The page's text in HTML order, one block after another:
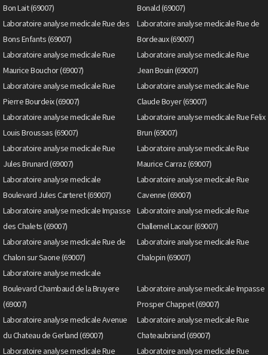
Bon Lait (69007)
Bonald (69007)
Laboratoire analyse medicale Rue des
Bons Enfants (69007)
Laboratoire analyse medicale Rue de
Bordeaux (69007)
Laboratoire analyse medicale Rue
Maurice Bouchor (69007)
Laboratoire analyse medicale Rue
Jean Bouin (69007)
Laboratoire analyse medicale Rue
Pierre Bourdeix (69007)
Laboratoire analyse medicale Rue
Claude Boyer (69007)
Laboratoire analyse medicale Rue
Louis Broussas (69007)
Laboratoire analyse medicale Rue Felix
Brun (69007)
Laboratoire analyse medicale Rue
Jules Brunard (69007)
Laboratoire analyse medicale Rue
Maurice Carraz (69007)
Laboratoire analyse medicale
Boulevard Jules Carteret (69007)
Laboratoire analyse medicale Rue
Cavenne (69007)
Laboratoire analyse medicale Impasse
des Chalets (69007)
Laboratoire analyse medicale Rue
Challemel Lacour (69007)
Laboratoire analyse medicale Rue de
Chalon sur Saone (69007)
Laboratoire analyse medicale Rue
Chalopin (69007)
Laboratoire analyse medicale
Boulevard Chambaud de la Bruyere
(69007)
Laboratoire analyse medicale Impasse
Prosper Chappet (69007)
Laboratoire analyse medicale Avenue
du Chateau de Gerland (69007)
Laboratoire analyse medicale Rue
Chateaubriand (69007)
Laboratoire analyse medicale Rue
Laboratoire analyse medicale Rue